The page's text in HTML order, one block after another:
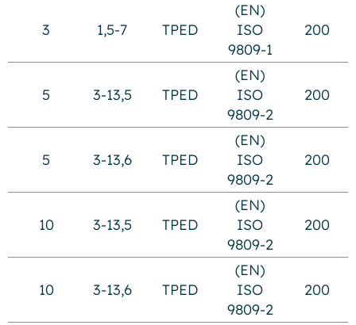
3 1,5-7 TPED
(EN)
ISO
9809-1
200
5 3-13,5 TPED
(EN)
ISO
9809-2
200
5 3-13,6 TPED
(EN)
ISO
9809-2
200
10 3-13,5 TPED
(EN)
ISO
9809-2
200
10 3-13,6 TPED
(EN)
ISO
9809-2
200